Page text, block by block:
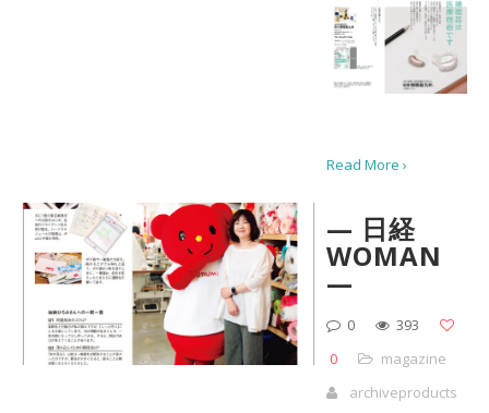
Read More ›
— 日経
WOMAN
—
0
393
0
magazine
archiveproducts